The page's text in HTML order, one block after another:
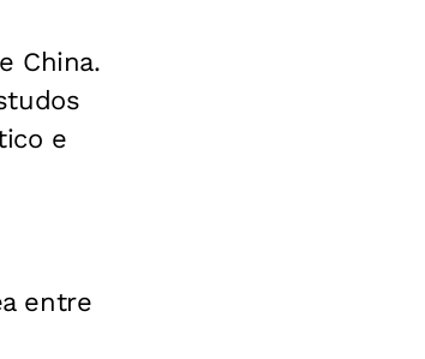
China.
e
entre